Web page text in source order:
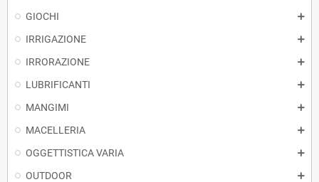
GIOCHI
IRRIGAZIONE
IRRORAZIONE
LUBRIFICANTI
MANGIMI
MACELLERIA
OGGETTISTICA VARIA
OUTDOOR